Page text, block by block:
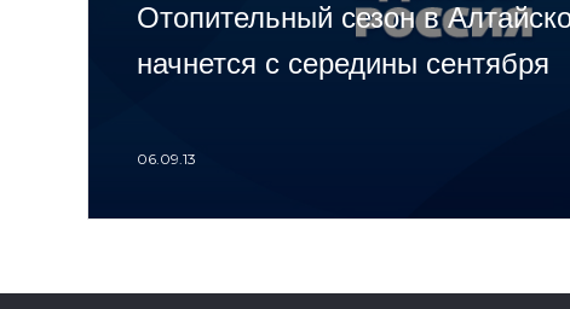
Отопительный сезон в
начнется с середины сентября
06.09.13